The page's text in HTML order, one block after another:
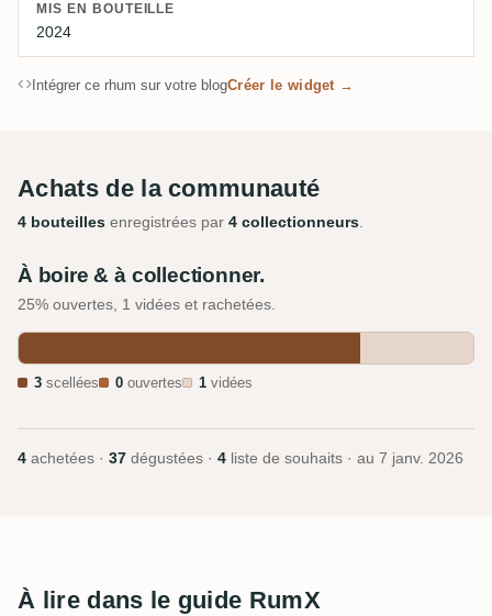
MIS EN BOUTEILLE
2024
Intégrer ce rhum sur votre blogCréer le widget →
Achats de la communauté
4 bouteilles enregistrées par 4 collectionneurs.
À boire & à collectionner.
25% ouvertes, 1 vidées et rachetées.
3 scellées 0 ouvertes 1 vidées
4 achetées · 37 dégustées · 4 liste de souhaits · au 7 janv. 2026
À lire dans le guide RumX